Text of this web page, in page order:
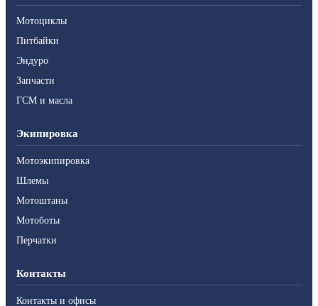
Мотоциклы
Питбайки
Эндуро
Запчасти
ГСМ и масла
Экипировка
Мотоэкипировка
Шлемы
Мотоштаны
Мотоботы
Перчатки
Контакты
Контакты и офисы